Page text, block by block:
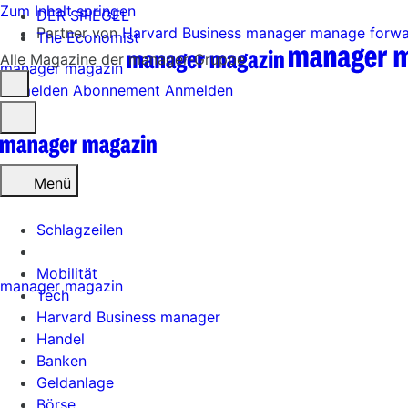
Zum Inhalt springen
Partner von Harvard Business manager manage
manager magazin
Anmelden Abonnement Anmelden
öffnen
Menü
Schlagzeilen
Mobilität
Tech
Harvard Business manager
Handel
Banken
Geldanlage
Börse
DER SPIEGEL
The Economist
Alle Magazine der manager-Gruppe
manager magazin